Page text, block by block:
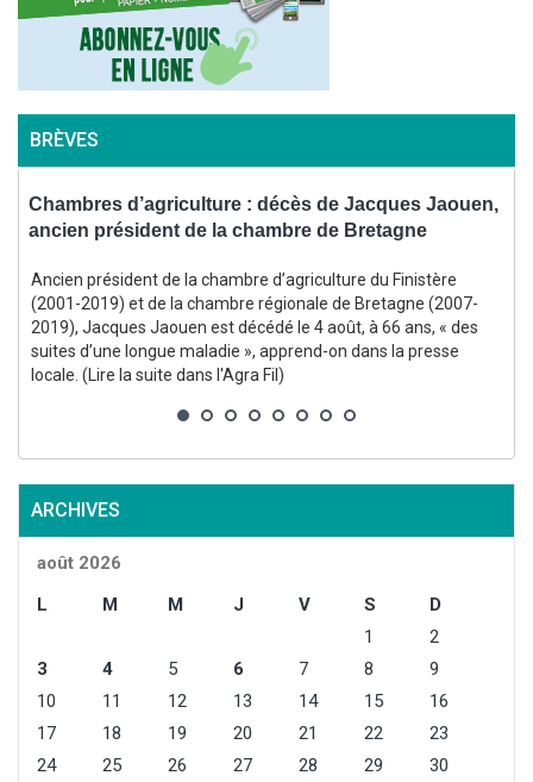
BRÈVES
Chambres d’agriculture : décès de Jacques Jaouen,
ancien président de la chambre de Bretagne
Ancien président de la chambre d’agriculture du Finistère
(2001-2019) et de la chambre régionale de Bretagne (2007-
2019), Jacques Jaouen est décédé le 4 août, à 66 ans, « des
suites d’une longue maladie », apprend-on dans la presse
locale. (Lire la suite dans l'Agra Fil)
ARCHIVES
août 2026
L
M M J V S
D
1
2
3
4 5 6 7 8
9
10
11 12 13 14 15
16
17
18 19 20 21 22
23
24
25 26 27 28 29
30